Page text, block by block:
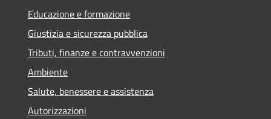
Educazione e formazione
Giustizia e sicurezza pubblica
Tributi, finanze e contravvenzioni
Ambiente
Salute, benessere e assistenza
Autorizzazioni